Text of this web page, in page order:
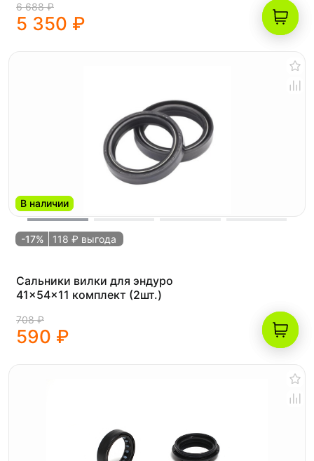
6 688 ₽
5 350 ₽
В наличии
-17% 118 ₽ выгода
Сальники вилки для эндуро
41x54x11 комплект (2шт.)
708 ₽
590 ₽